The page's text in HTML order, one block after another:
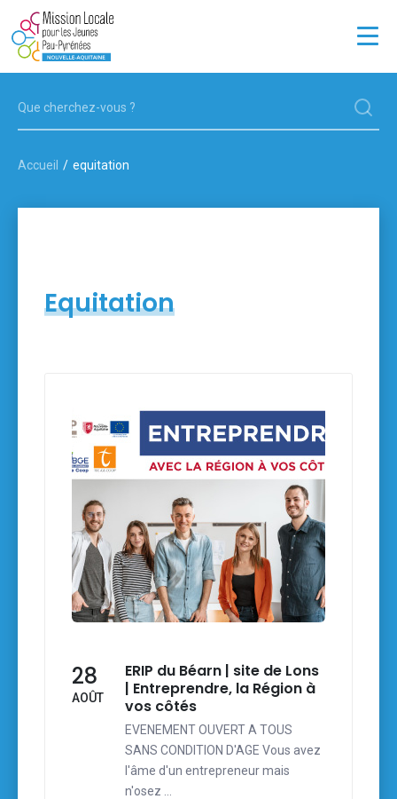
JEUNES
ENTREPRISES
LA MISSION LOCALE
Accueil equitation
Equitation
28
AOÛT
ERIP du Béarn | site de Lons
| Entreprendre, la Région à
vos côtés
EVENEMENT OUVERT A TOUS
SANS CONDITION D'AGE Vous avez
l'âme d'un entrepreneur mais
n'osez …